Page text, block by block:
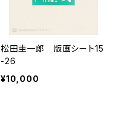
松田圭一郎 版画シート15
-26
¥10,000